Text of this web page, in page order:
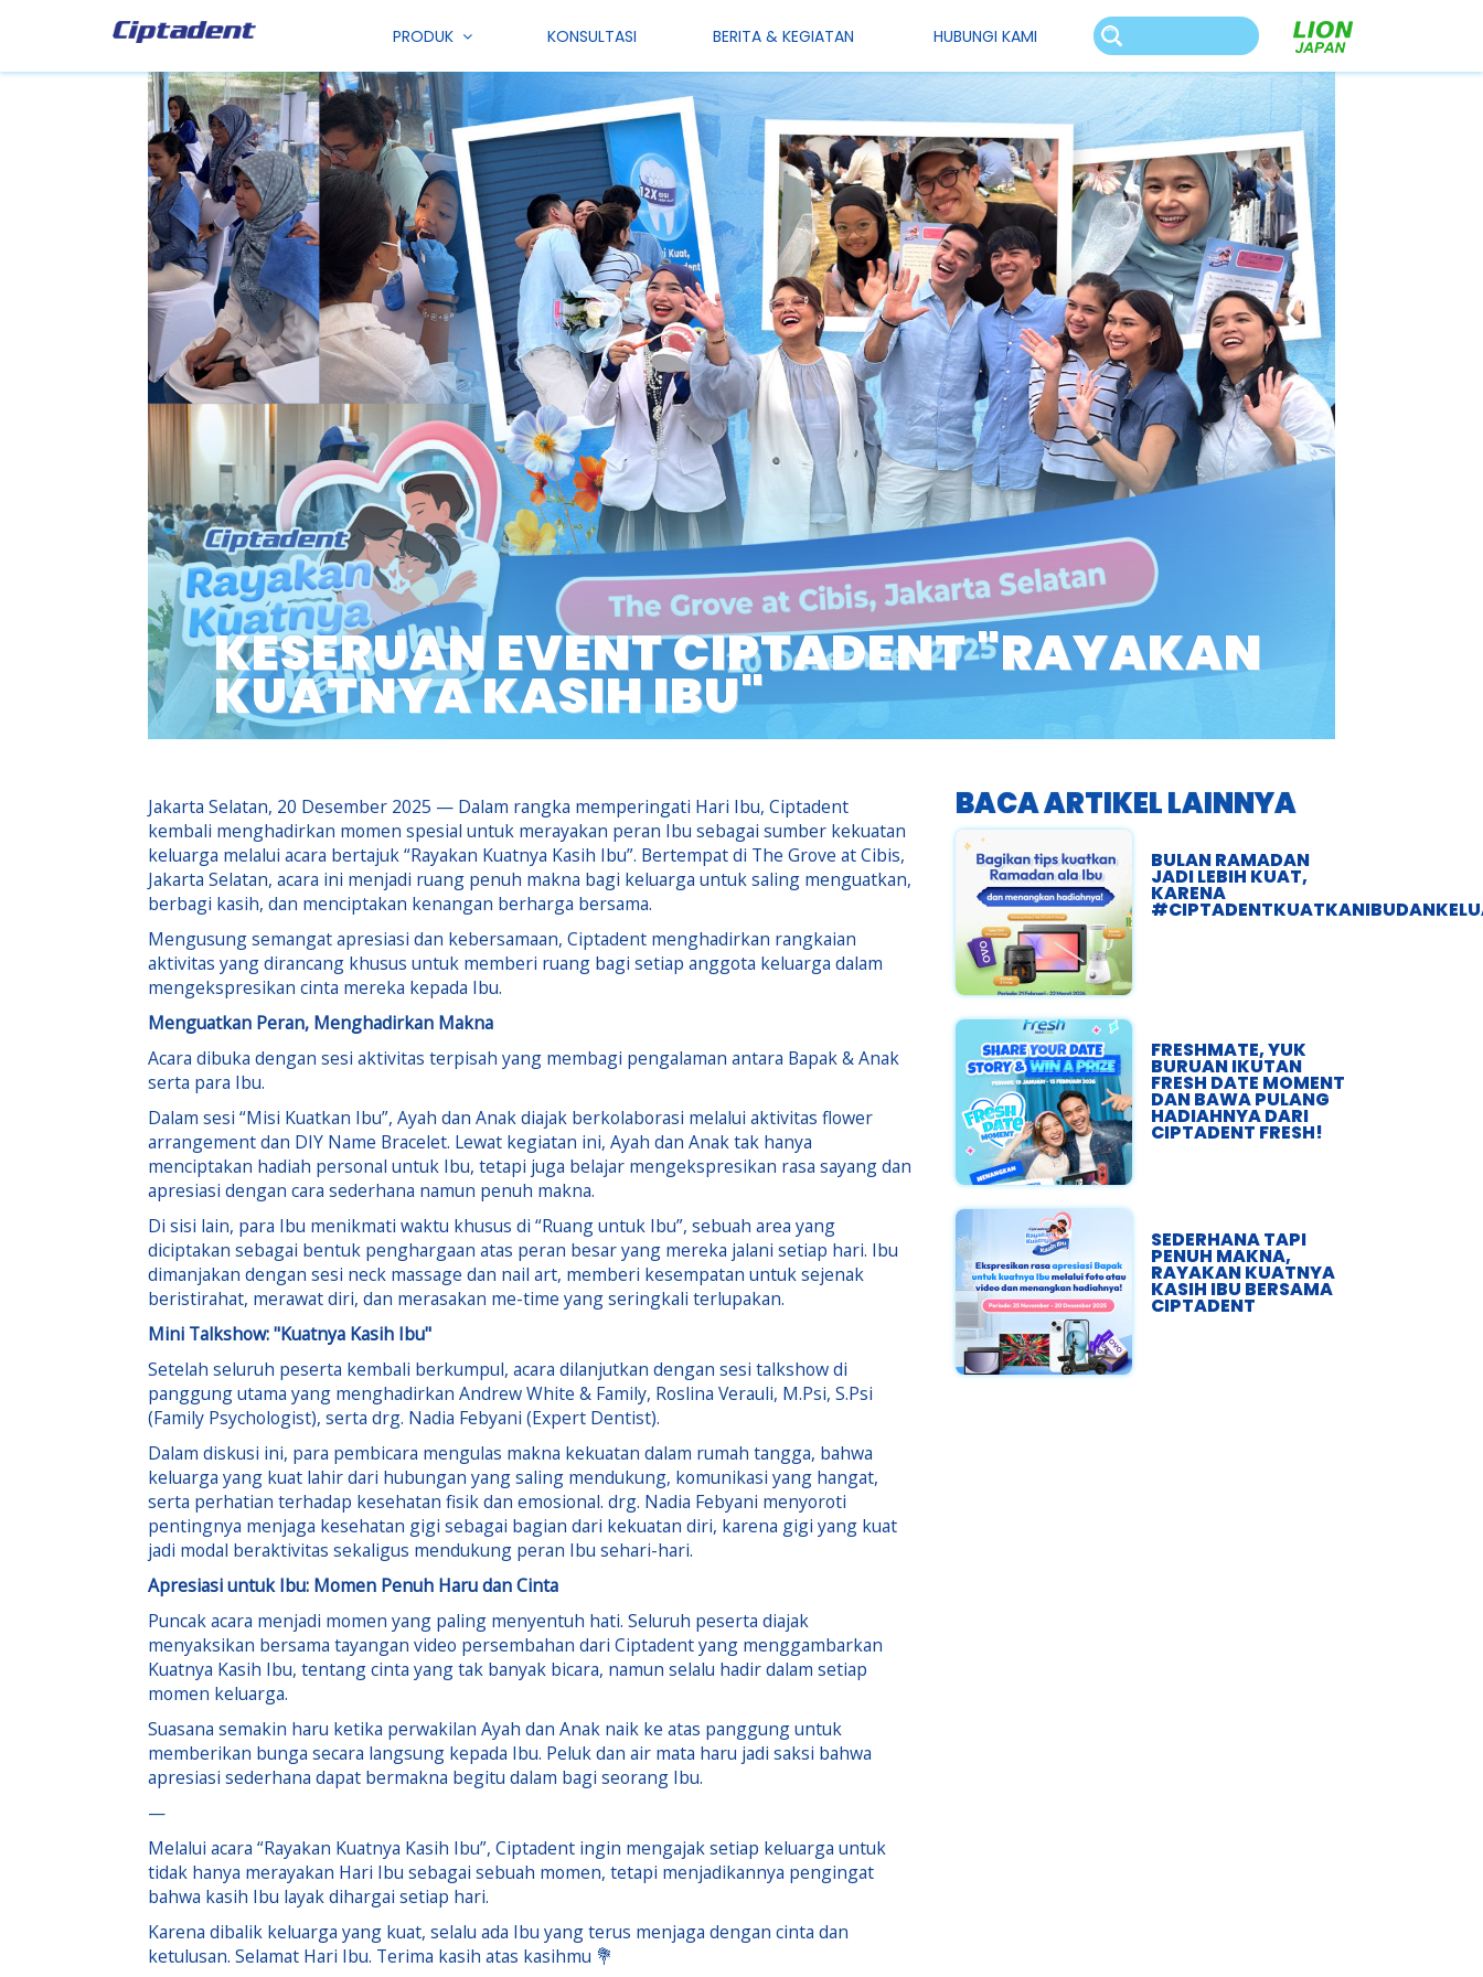
PRODUK KONSULTASI BERITA & KEGIATAN HUBUNGI KAMI
KESERUAN EVENT CIPTADENT "RAYAKAN
KUATNYA KASIH IBU"
Jakarta Selatan, 20 Desember 2025 — Dalam rangka memperingati Hari Ibu, Ciptadent
kembali menghadirkan momen spesial untuk merayakan peran Ibu sebagai sumber kekuatan
keluarga melalui acara bertajuk “Rayakan Kuatnya Kasih Ibu”. Bertempat di The Grove at Cibis,
Jakarta Selatan, acara ini menjadi ruang penuh makna bagi keluarga untuk saling menguatkan,
berbagi kasih, dan menciptakan kenangan berharga bersama.
Mengusung semangat apresiasi dan kebersamaan, Ciptadent menghadirkan rangkaian
aktivitas yang dirancang khusus untuk memberi ruang bagi setiap anggota keluarga dalam
mengekspresikan cinta mereka kepada Ibu.
Menguatkan Peran, Menghadirkan Makna
Acara dibuka dengan sesi aktivitas terpisah yang membagi pengalaman antara Bapak & Anak
serta para Ibu.
Dalam sesi “Misi Kuatkan Ibu”, Ayah dan Anak diajak berkolaborasi melalui aktivitas flower
arrangement dan DIY Name Bracelet. Lewat kegiatan ini, Ayah dan Anak tak hanya
menciptakan hadiah personal untuk Ibu, tetapi juga belajar mengekspresikan rasa sayang dan
apresiasi dengan cara sederhana namun penuh makna.
Di sisi lain, para Ibu menikmati waktu khusus di “Ruang untuk Ibu”, sebuah area yang
diciptakan sebagai bentuk penghargaan atas peran besar yang mereka jalani setiap hari. Ibu
dimanjakan dengan sesi neck massage dan nail art, memberi kesempatan untuk sejenak
beristirahat, merawat diri, dan merasakan me-time yang seringkali terlupakan.
Mini Talkshow: "Kuatnya Kasih Ibu"
Setelah seluruh peserta kembali berkumpul, acara dilanjutkan dengan sesi talkshow di
panggung utama yang menghadirkan Andrew White & Family, Roslina Verauli, M.Psi, S.Psi
(Family Psychologist), serta drg. Nadia Febyani (Expert Dentist).
Dalam diskusi ini, para pembicara mengulas makna kekuatan dalam rumah tangga, bahwa
keluarga yang kuat lahir dari hubungan yang saling mendukung, komunikasi yang hangat,
serta perhatian terhadap kesehatan fisik dan emosional. drg. Nadia Febyani menyoroti
pentingnya menjaga kesehatan gigi sebagai bagian dari kekuatan diri, karena gigi yang kuat
jadi modal beraktivitas sekaligus mendukung peran Ibu sehari-hari.
Apresiasi untuk Ibu: Momen Penuh Haru dan Cinta
Puncak acara menjadi momen yang paling menyentuh hati. Seluruh peserta diajak
menyaksikan bersama tayangan video persembahan dari Ciptadent yang menggambarkan
Kuatnya Kasih Ibu, tentang cinta yang tak banyak bicara, namun selalu hadir dalam setiap
momen keluarga.
Suasana semakin haru ketika perwakilan Ayah dan Anak naik ke atas panggung untuk
memberikan bunga secara langsung kepada Ibu. Peluk dan air mata haru jadi saksi bahwa
apresiasi sederhana dapat bermakna begitu dalam bagi seorang Ibu.
—
Melalui acara “Rayakan Kuatnya Kasih Ibu”, Ciptadent ingin mengajak setiap keluarga untuk
tidak hanya merayakan Hari Ibu sebagai sebuah momen, tetapi menjadikannya pengingat
bahwa kasih Ibu layak dihargai setiap hari.
Karena dibalik keluarga yang kuat, selalu ada Ibu yang terus menjaga dengan cinta dan
ketulusan. Selamat Hari Ibu. Terima kasih atas kasihmu 💐
BACA ARTIKEL LAINNYA
BULAN RAMADAN
JADI LEBIH KUAT,
KARENA
FRESHMATE, YUK
BURUAN IKUTAN
FRESH DATE MOMENT
DAN BAWA PULANG
HADIAHNYA DARI
CIPTADENT FRESH!
SEDERHANA TAPI
PENUH MAKNA,
RAYAKAN KUATNYA
KASIH IBU BERSAMA
CIPTADENT